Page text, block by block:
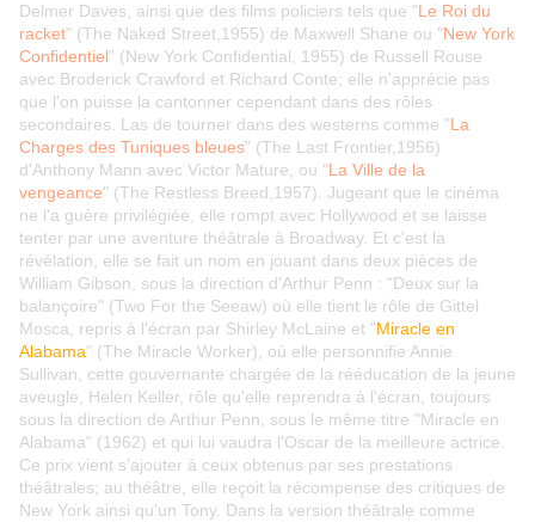
Delmer Daves, ainsi que des films policiers tels que "Le Roi du
racket" (The Naked Street,1955) de Maxwell Shane ou "New York
Confidentiel" (New York Confidential, 1955) de Russell Rouse
avec Broderick Crawford et Richard Conte; elle n'apprécie pas
que l'on puisse la cantonner cependant dans des rôles
secondaires. Las de tourner dans des westerns comme "La
Charges des Tuniques bleues" (The Last Frontier,1956)
d'Anthony Mann avec Victor Mature, ou "La Ville de la
vengeance" (The Restless Breed,1957). Jugeant que le cinéma
ne l'a guère privilégiée, elle rompt avec Hollywood et se laisse
tenter par une aventure théâtrale à Broadway. Et c'est la
révélation, elle se fait un nom en jouant dans deux pièces de
William Gibson, sous la direction d'Arthur Penn : "Deux sur la
balançoire" (Two For the Seeaw) où elle tient le rôle de Gittel
Mosca, repris à l'écran par Shirley McLaine et "Miracle en
Alabama" (The Miracle Worker), où elle personnifie Annie
Sullivan, cette gouvernante chargée de la rééducation de la jeune
aveugle, Helen Keller, rôle qu'elle reprendra à l'écran, toujours
sous la direction de Arthur Penn, sous le même titre "Miracle en
Alabama" (1962) et qui lui vaudra l'Oscar de la meilleure actrice.
Ce prix vient s'ajouter à ceux obtenus par ses prestations
théâtrales; au théâtre, elle reçoit la récompense des critiques de
New York ainsi qu'un Tony. Dans la version théâtrale comme